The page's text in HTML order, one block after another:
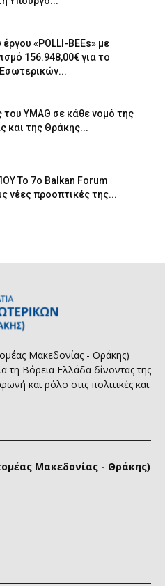
«POLLI-BEEs» με
156.948,00€ για το
του ΥΜΑΘ σε κάθε νομό της
και της Θράκης...
Το 7ο Balkan Forum
νέες προοπτικές της...
Μακεδονίας - Θράκης)
τη Βόρεια Ελλάδα δίνοντας της
και ρόλο στις πολιτικές και
Μακεδονίας - Θράκης)